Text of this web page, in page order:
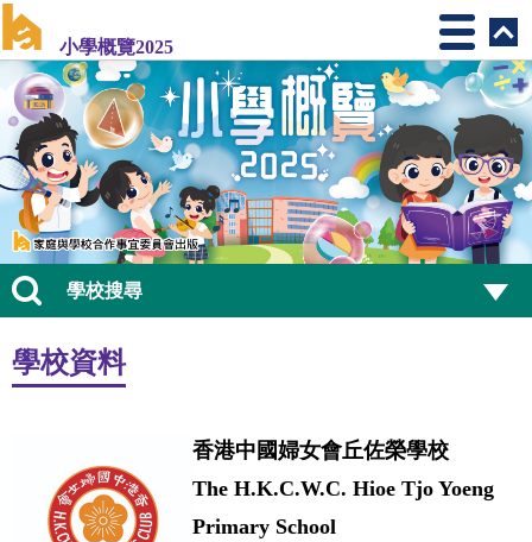
小學概覽2025
學校搜尋
學校資料
香港中國婦女會丘佐榮學校
The H.K.C.W.C. Hioe Tjo Yoeng
Primary School